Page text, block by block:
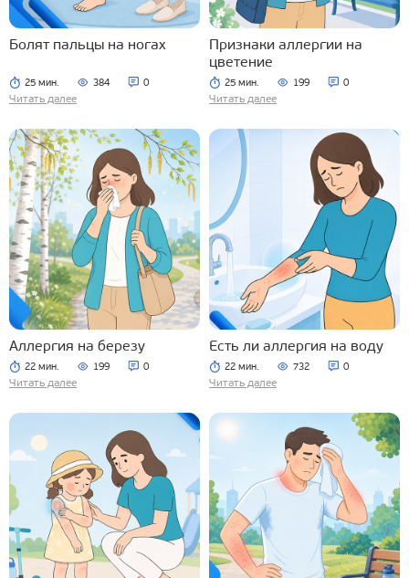
Болят пальцы на ногах
25 мин. 384 0
Читать далее
Признаки аллергии на
цветение
25 мин. 199 0
Читать далее
Аллергия на березу
22 мин. 199 0
Читать далее
Есть ли аллергия на воду
22 мин. 732 0
Читать далее